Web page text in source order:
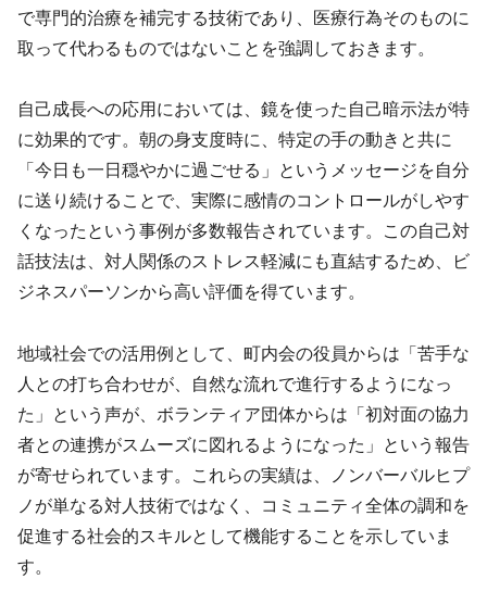
で専門的治療を補完する技術であり、医療行為そのものに
取って代わるものではないことを強調しておきます。
自己成長への応用においては、鏡を使った自己暗示法が特
に効果的です。朝の身支度時に、特定の手の動きと共に
「今日も一日穏やかに過ごせる」というメッセージを自分
に送り続けることで、実際に感情のコントロールがしやす
くなったという事例が多数報告されています。この自己対
話技法は、対人関係のストレス軽減にも直結するため、ビ
ジネスパーソンから高い評価を得ています。
地域社会での活用例として、町内会の役員からは「苦手な
人との打ち合わせが、自然な流れで進行するようになっ
た」という声が、ボランティア団体からは「初対面の協力
者との連携がスムーズに図れるようになった」という報告
が寄せられています。これらの実績は、ノンバーバルヒプ
ノが単なる対人技術ではなく、コミュニティ全体の調和を
促進する社会的スキルとして機能することを示していま
す。